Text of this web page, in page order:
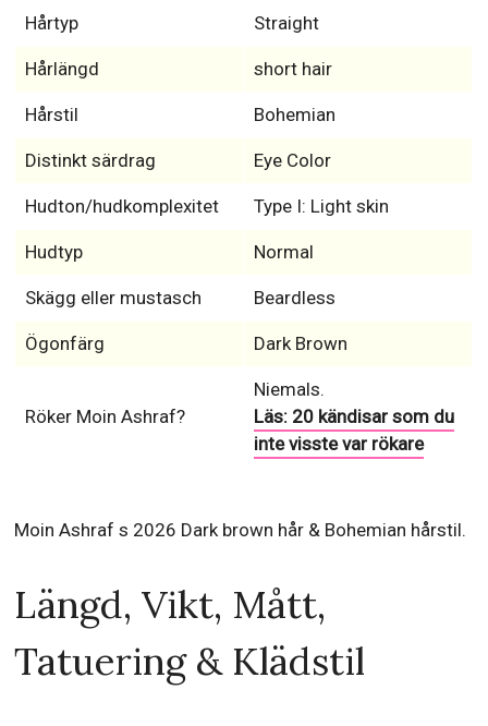
Hårtyp Straight
Hårlängd short hair
Hårstil Bohemian
Distinkt särdrag Eye Color
Hudton/hudkomplexitet Type I: Light skin
Hudtyp Normal
Skägg eller mustasch Beardless
Ögonfärg Dark Brown
Röker Moin Ashraf?
Niemals.
Läs: 20 kändisar som du
inte visste var rökare
Moin Ashraf s 2026 Dark brown hår & Bohemian hårstil.
Längd, Vikt, Mått,
Tatuering & Klädstil